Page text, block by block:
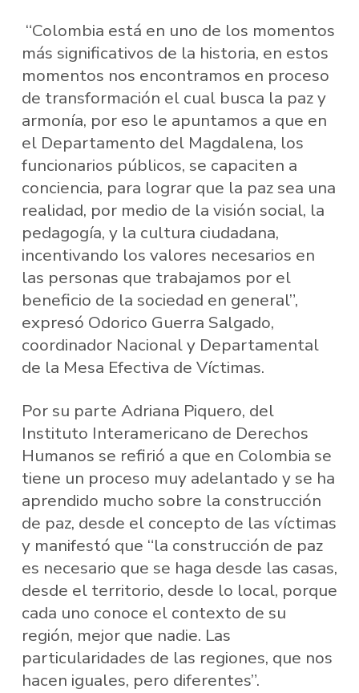
“Colombia está en uno de los momentos
más significativos de la historia, en estos
momentos nos encontramos en proceso
de transformación el cual busca la paz y
armonía, por eso le apuntamos a que en
el Departamento del Magdalena, los
funcionarios públicos, se capaciten a
conciencia, para lograr que la paz sea una
realidad, por medio de la visión social, la
pedagogía, y la cultura ciudadana,
incentivando los valores necesarios en
las personas que trabajamos por el
beneficio de la sociedad en general”,
expresó Odorico Guerra Salgado,
coordinador Nacional y Departamental
de la Mesa Efectiva de Víctimas.
Por su parte Adriana Piquero, del
Instituto Interamericano de Derechos
Humanos se refirió a que en Colombia se
tiene un proceso muy adelantado y se ha
aprendido mucho sobre la construcción
de paz, desde el concepto de las víctimas
y manifestó que “la construcción de paz
es necesario que se haga desde las casas,
desde el territorio, desde lo local, porque
cada uno conoce el contexto de su
región, mejor que nadie. Las
particularidades de las regiones, que nos
hacen iguales, pero diferentes”.